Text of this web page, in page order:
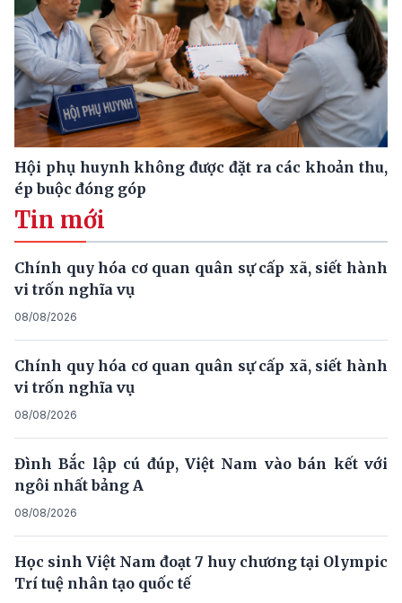
Hội phụ huynh không được đặt ra các khoản thu,
ép buộc đóng góp
Tin mới
Chính quy hóa cơ quan quân sự cấp xã, siết hành
vi trốn nghĩa vụ
08/08/2026
Chính quy hóa cơ quan quân sự cấp xã, siết hành
vi trốn nghĩa vụ
08/08/2026
Đình Bắc lập cú đúp, Việt Nam vào bán kết với
ngôi nhất bảng A
08/08/2026
Học sinh Việt Nam đoạt 7 huy chương tại Olympic
Trí tuệ nhân tạo quốc tế